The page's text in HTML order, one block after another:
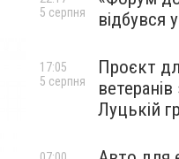
відбувся
5 серпня
Проєкт
Луцькій
17:05
5 серпня